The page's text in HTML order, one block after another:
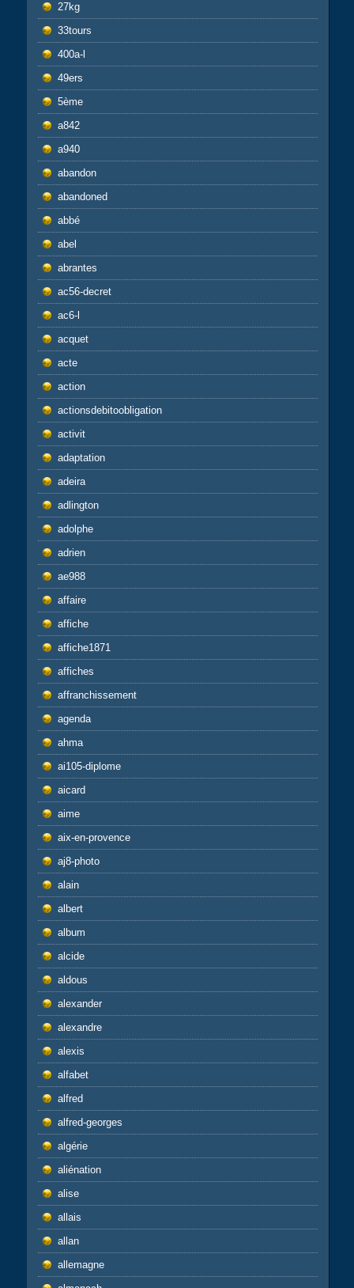
27kg
33tours
400a-l
49ers
5ème
a842
a940
abandon
abandoned
abbé
abel
abrantes
ac56-decret
ac6-l
acquet
acte
action
actionsdebitoobligation
activit
adaptation
adeira
adlington
adolphe
adrien
ae988
affaire
affiche
affiche1871
affiches
affranchissement
agenda
ahma
ai105-diplome
aicard
aime
aix-en-provence
aj8-photo
alain
albert
album
alcide
aldous
alexander
alexandre
alexis
alfabet
alfred
alfred-georges
algérie
aliénation
alise
allais
allan
allemagne